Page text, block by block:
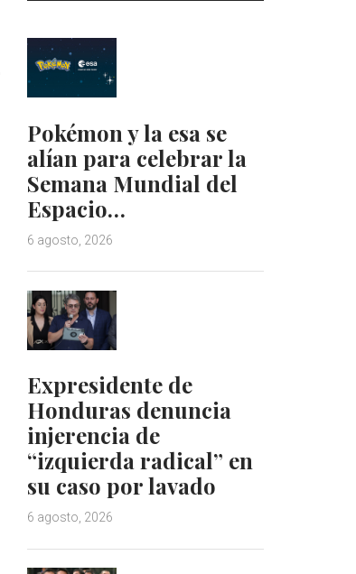
Pokémon y la esa se
alían para celebrar la
Semana Mundial del
Espacio…
6 agosto, 2026
Expresidente de
Honduras denuncia
injerencia de
“izquierda radical” en
su caso por lavado
6 agosto, 2026